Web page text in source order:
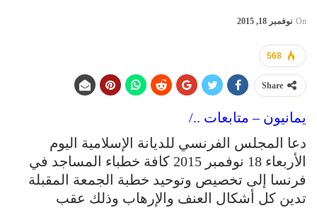
On نوفمبر 18, 2015
568
Share
يمانيون – متابعات ../
دعا المجلس الفرنسي للديانة الإسلامية اليوم
الأربعاء 18 نوفمبر 2015 كافة خطباء المساجد في
فرنسا إلى تخصيص وتوحيد خطبة الجمعة المقبلة
تدين كل أشكال العنف والإرهاب وذلك عقب